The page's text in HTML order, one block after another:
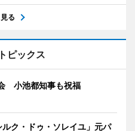
る
ピックス
小池都知事も祝福
ク・ドゥ・ソレイユ」元パ